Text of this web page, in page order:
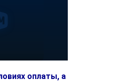
оплаты, а